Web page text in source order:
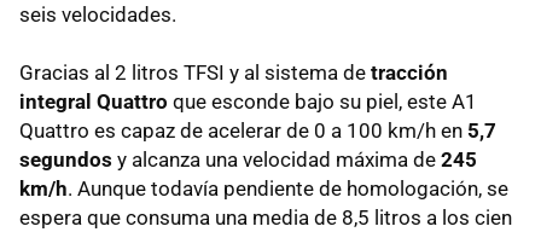
seis velocidades.
Gracias al 2 litros TFSI y al sistema de tracción
integral Quattro que esconde bajo su piel, este A1
Quattro es capaz de acelerar de 0 a 100 km/h en 5,7
segundos y alcanza una velocidad máxima de 245
km/h. Aunque todavía pendiente de homologación, se
espera que consuma una media de 8,5 litros a los cien